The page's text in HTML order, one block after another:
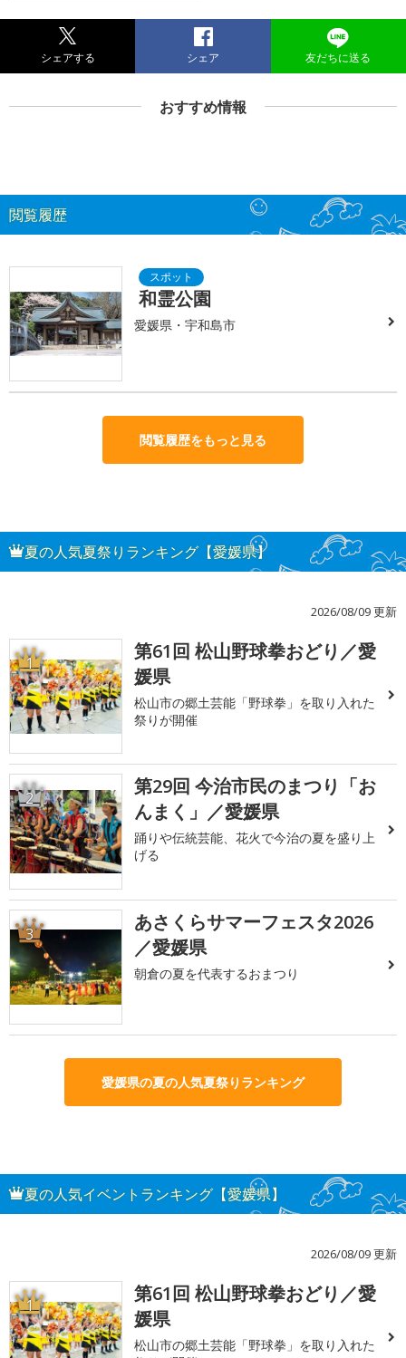
シェアする シェア 友だちに送る
おすすめ情報
閲覧履歴
和霊公園
愛媛県・宇和島市
閲覧履歴をもっと見る
夏の人気夏祭りランキング【愛媛県】
2026/08/09 更新
1
第61回 松山野球拳おどり／愛
媛県
松山市の郷土芸能「野球拳」を取り入れた
祭りが開催
2
第29回 今治市民のまつり「お
んまく」／愛媛県
踊りや伝統芸能、花火で今治の夏を盛り上
げる
3
あさくらサマーフェスタ2026
／愛媛県
朝倉の夏を代表するおまつり
愛媛県の夏の人気夏祭りランキング
夏の人気イベントランキング【愛媛県】
2026/08/09 更新
1
第61回 松山野球拳おどり／愛
媛県
松山市の郷土芸能「野球拳」を取り入れた